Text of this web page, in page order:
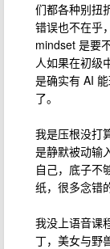
们都各种别扭
错误也不在乎
mindset 是要
人如果在初级
是确实有 AI
了。
我是压根没打
是静默被动输
自己，底子不
纸，很多念错
我没上语音课
丁，美女与野